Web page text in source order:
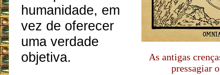
As antigas
pressagiar
humanidade, em
vez de oferecer
uma verdade
objetiva.